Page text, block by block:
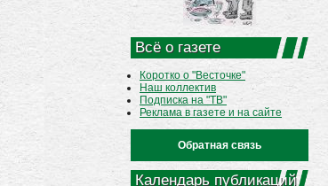
Всё о газете
Коротко о "Весточке"
Наш коллектив
Подписка на "ТВ"
Реклама в газете и на сайте
Обратная связь
Календарь публикаций